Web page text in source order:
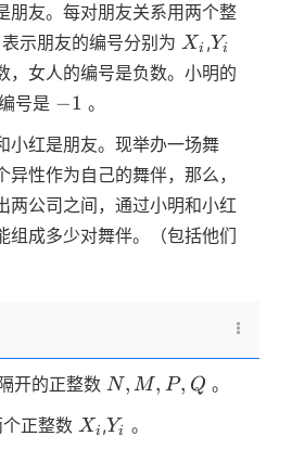
朋友。每对朋友关系用两个整
示朋友的编号分别为X_i
Xi ,Y_i
Yi
，女人的编号是负数。小明的
号是 -1
−1 。
小红是朋友。现举办一场舞
异性作为自己的舞伴，那么，
两公司之间，通过小明和小红
组成多少对舞伴。（包括他们
开的正整数 N,M,P,Q
N, M, P, Q 。
正整数 X_i
Xi ,Y_i
Yi
。